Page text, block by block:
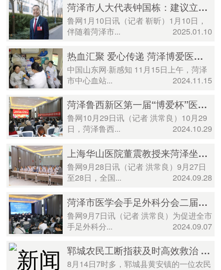
菏泽市人大代表钟国栋：建议立法缓解停车难题，提升城市管理服务水平
鲁网1月10日讯（记者 靳昕）1月10日，
伴随着菏泽市...
2025.01.10
热血汇聚 爱心传递 菏泽博爱医院开展无偿献血活动
中国山东网·新感知 11月15日上午，菏泽
市中心血站...
2024.11.15
菏泽鲁西新区第一届“博爱杯”医药商品购销员技能竞赛成功举办
鲁网10月29日讯（记者 洪常良）10月29
日，菏泽鲁西...
2024.10.29
上海华山医院董震教授来菏泽坐诊手术 优质医疗资源下沉惠及百姓
鲁网9月28日讯（记者 洪常良）9月27日
至28日，全国...
2024.09.28
菏泽市医学会手足外科分会二届二次学术会议在博爱医院举行
鲁网9月7日讯（记者 洪常良）为促进全市
手足外科分...
2024.09.07
郓城农民工断指获及时高效救治 菏泽博爱医院传递温暖与希望
8月14日7时多，郓城县黄安镇的一位农民